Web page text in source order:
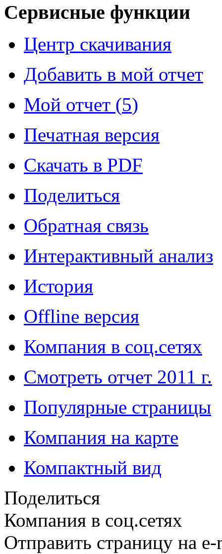
Сервисные функции
Центр скачивания
Добавить в мой отчет
Мой отчет (5)
Печатная версия
Скачать в PDF
Поделиться
Обратная связь
Интерактивный анализ
История
Offline версия
Компания в соц.сетях
Смотреть отчет 2011 г.
Популярные страницы
Компания на карте
Компактный вид
Поделиться
Компания в соц.сетях
Отправить страницу на